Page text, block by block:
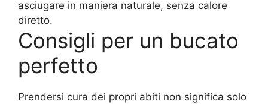
asciugare in maniera naturale, senza calore
diretto.
Consigli per un bucato
perfetto
Prendersi cura dei propri abiti non significa solo